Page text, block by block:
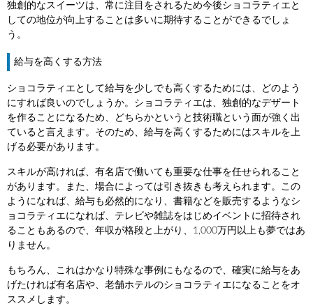
独創的なスイーツは、常に注目をされるため今後ショコラティエと
しての地位が向上することは多いに期待することができるでしょ
う。
給与を高くする方法
ショコラティエとして給与を少しでも高くするためには、どのよう
にすれば良いのでしょうか。ショコラティエは、独創的なデザート
を作ることになるため、どちらかというと技術職という面が強く出
ていると言えます。そのため、給与を高くするためにはスキルを上
げる必要があります。
スキルが高ければ、有名店で働いても重要な仕事を任せられること
があります。また、場合によっては引き抜きも考えられます。この
ようになれば、給与も必然的になり、書籍などを販売するようなシ
ョコラティエになれば、テレビや雑誌をはじめイベントに招待され
ることもあるので、年収が格段と上がり、1,000万円以上も夢ではあ
りません。
もちろん、これはかなり特殊な事例にもなるので、確実に給与をあ
げたければ有名店や、老舗ホテルのショコラティエになることをオ
ススメします。